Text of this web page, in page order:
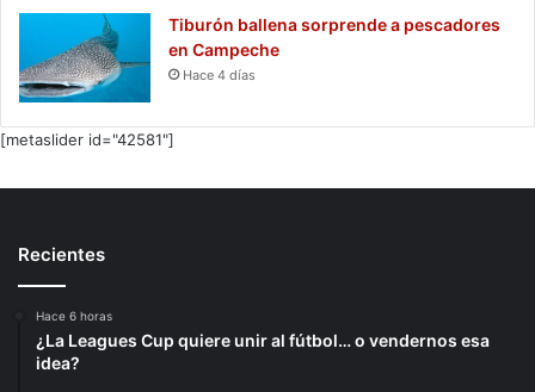
Tiburón ballena sorprende a pescadores
en Campeche
Hace 4 días
[metaslider id="42581"]
Recientes
Hace 6 horas
¿La Leagues Cup quiere unir al fútbol… o vendernos esa
idea?